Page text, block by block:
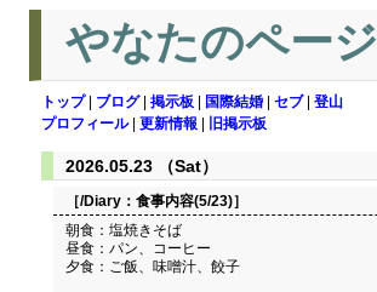
やなたのページ
トップ| ブログ| 掲示板 国際結婚 セブ| 登山
プロフィール| 更新情報 旧掲示板
2026.05.23 （Sat）
［/Diary： 食事内容(5/23)］
朝食：塩焼きそば
昼食：パン、コーヒー
夕食：ご飯、味噌汁、餃子